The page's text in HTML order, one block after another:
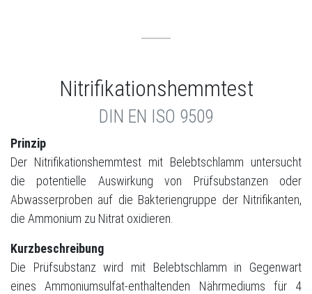
Nitrifikationshemmtest
DIN EN ISO 9509
Prinzip
Der Nitrifikationshemmtest mit Belebtschlamm untersucht
die potentielle Auswirkung von Prüfsubstanzen oder
Abwasserproben auf die Bakteriengruppe der Nitrifikanten,
die Ammonium zu Nitrat oxidieren.
Kurzbeschreibung
Die Prüfsubstanz wird mit Belebtschlamm in Gegenwart
eines Ammoniumsulfat-enthaltenden Nährmediums für 4